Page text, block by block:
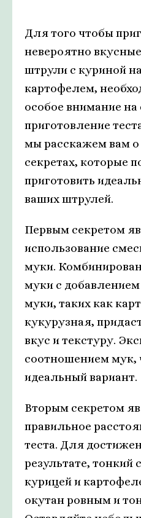
Для того чтобы
невероятно
штрули с куриной
картофелем,
особое внимание на
приготовление
мы расскажем вам
секретах, которые
приготовить
ваших штрулей.
Первым секретом
использование
муки.
муки с добавлением
муки, таких как
кукурузная,
вкус и текстуру.
соотношением мук,
идеальный вариант.
Вторым секретом
правильное
теста. Для
результате, тонкий
курицей и
окутан ровным и